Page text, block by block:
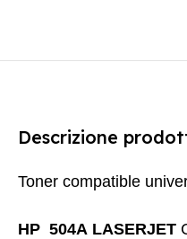
Descrizione
Toner compatible
HP 504A LASERJET